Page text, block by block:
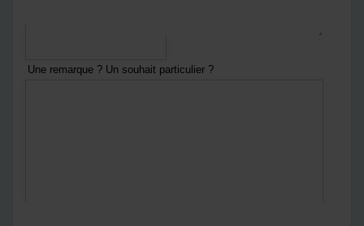
Une remarque ? Un souhait particulier ?